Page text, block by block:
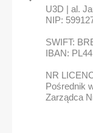
U3D | al.
NIP:
SWIFT:
IBAN:
NR
Pośrednik
Zarządca